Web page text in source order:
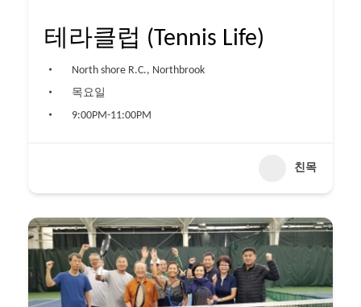
테라클럽 (Tennis Life)
North shore R.C., Northbrook
목요일
9:00PM-11:00PM
친목